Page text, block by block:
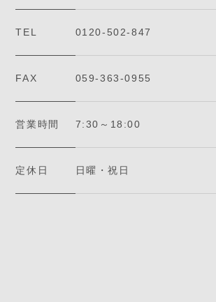
TEL 0120-502-847
FAX 059-363-0955
営業時間 7:30～18:00
定休日 日曜・祝日